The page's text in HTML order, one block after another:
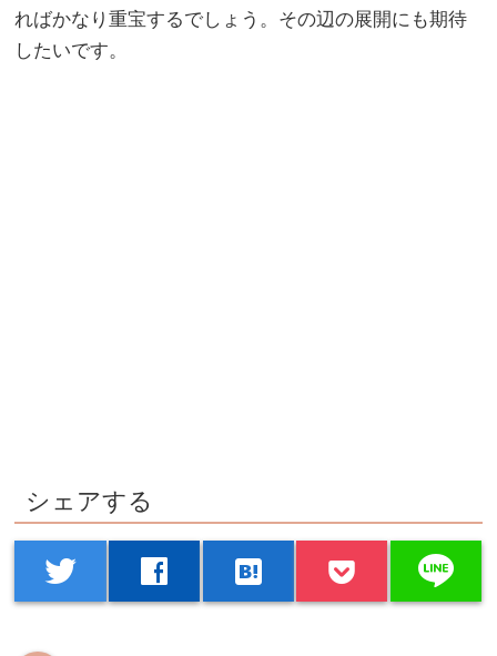
ればかなり重宝するでしょう。その辺の展開にも期待
したいです。
シェアする
twitter facebook hatenabookmark line